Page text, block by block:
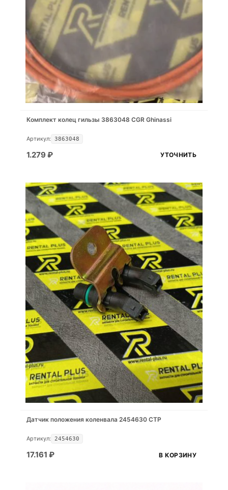
Комплект колец гильзы 3863048 CGR Ghinassi
Артикул: 3863048
1.279 ₽ УТОЧНИТЬ
Датчик положения коленвала 2454630 CTP
Артикул: 2454630
17.161 ₽ В КОРЗИНУ